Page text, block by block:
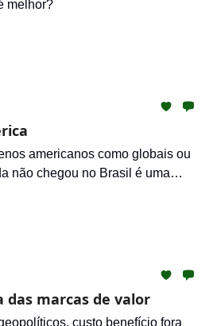
melhor?
americanos como globais ou
não chegou no Brasil é uma
das marcas de valor
custo benefício fora